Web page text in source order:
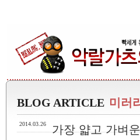
BLOG ARTICLE 미러
2014.03.26
가장 얇고 가벼